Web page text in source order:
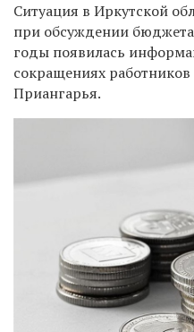
Ситуация в Иркутской
при обсуждении
годы появилась
сокращениях
Приангарья.